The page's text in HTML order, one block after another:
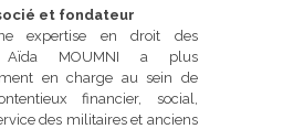
et fondateur
expertise en droit des
Aïda MOUMNI a plus
en charge au sein de
financier, social,
des militaires et anciens